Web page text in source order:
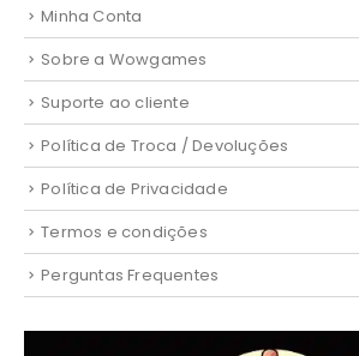
Minha Conta
Sobre a Wowgames
Suporte ao cliente
Política de Troca / Devoluções
Política de Privacidade
Termos e condições
Perguntas Frequentes